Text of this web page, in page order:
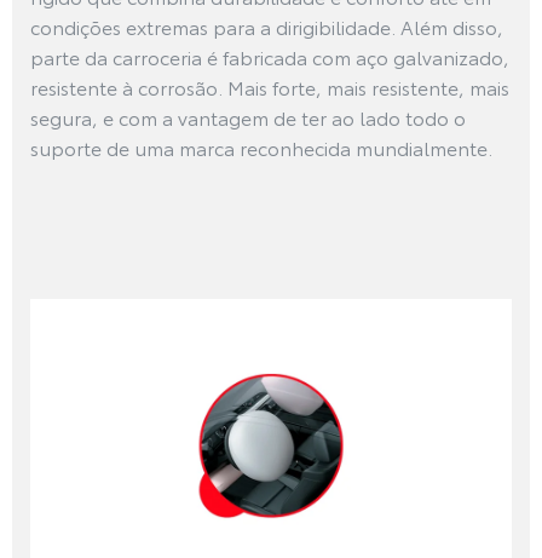
condições extremas para a dirigibilidade. Além disso,
parte da carroceria é fabricada com aço galvanizado,
resistente à corrosão. Mais forte, mais resistente, mais
segura, e com a vantagem de ter ao lado todo o
suporte de uma marca reconhecida mundialmente.